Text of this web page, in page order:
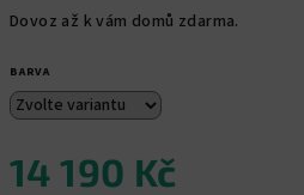
Dovoz až k vám domů zdarma.
BARVA
14 190 Kč